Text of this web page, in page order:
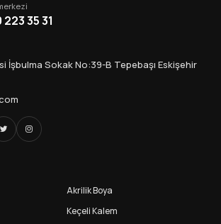
35 31
İşbulma Sokak No:39-B Tepebaşı Eskişehir
Akrilik Boya
Keçeli Kalem